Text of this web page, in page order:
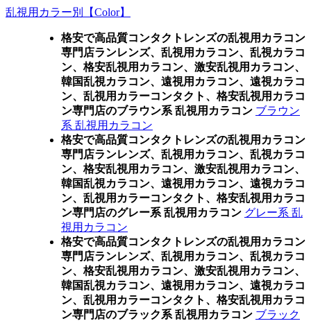
乱視用カラー別【Color】
格安で高品質コンタクトレンズの乱視用カラコン
専門店ランレンズ、乱視用カラコン、乱視カラコ
ン、格安乱視用カラコン、激安乱視用カラコン、
韓国乱視カラコン、遠視用カラコン、遠視カラコ
ン、乱視用カラーコンタクト、格安乱視用カラコ
ン専門店のブラウン系 乱視用カラコン ブラウン
系 乱視用カラコン
格安で高品質コンタクトレンズの乱視用カラコン
専門店ランレンズ、乱視用カラコン、乱視カラコ
ン、格安乱視用カラコン、激安乱視用カラコン、
韓国乱視カラコン、遠視用カラコン、遠視カラコ
ン、乱視用カラーコンタクト、格安乱視用カラコ
ン専門店のグレー系 乱視用カラコン グレー系 乱
視用カラコン
格安で高品質コンタクトレンズの乱視用カラコン
専門店ランレンズ、乱視用カラコン、乱視カラコ
ン、格安乱視用カラコン、激安乱視用カラコン、
韓国乱視カラコン、遠視用カラコン、遠視カラコ
ン、乱視用カラーコンタクト、格安乱視用カラコ
ン専門店のブラック系 乱視用カラコン ブラック